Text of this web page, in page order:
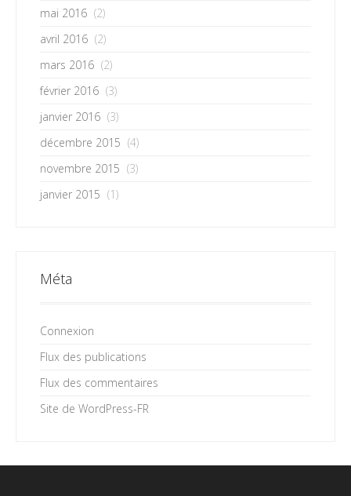
mai 2016 (2)
avril 2016 (2)
mars 2016 (2)
février 2016 (3)
janvier 2016 (3)
décembre 2015 (4)
novembre 2015 (3)
janvier 2015 (1)
Méta
Connexion
Flux des publications
Flux des commentaires
Site de WordPress-FR